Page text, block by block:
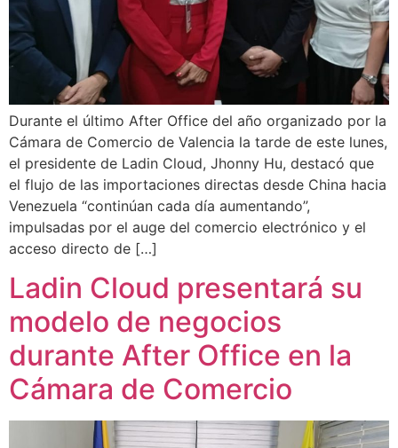
Durante el último After Office del año organizado por la
Cámara de Comercio de Valencia la tarde de este lunes,
el presidente de Ladin Cloud, Jhonny Hu, destacó que
el flujo de las importaciones directas desde China hacia
Venezuela “continúan cada día aumentando”,
impulsadas por el auge del comercio electrónico y el
acceso directo de […]
Ladin Cloud presentará su
modelo de negocios
durante After Office en la
Cámara de Comercio